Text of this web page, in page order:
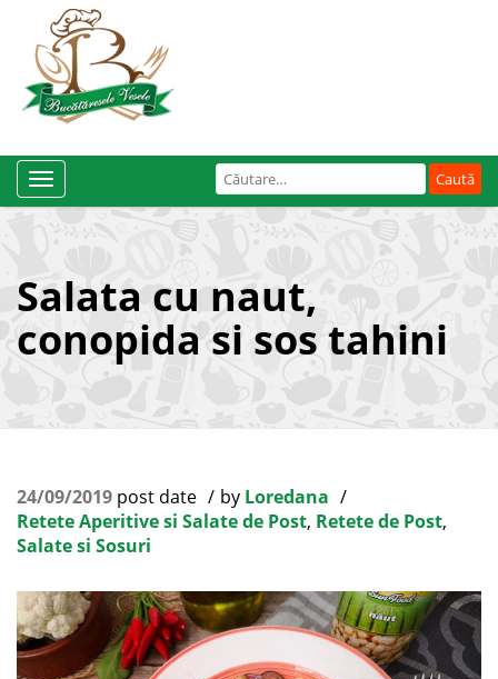
Caută
după:
Toggle
Navigation
Salata cu naut,
conopida si sos tahini
24/09/2019 post date by Loredana
Retete Aperitive si Salate de Post, Retete de Post,
Salate si Sosuri